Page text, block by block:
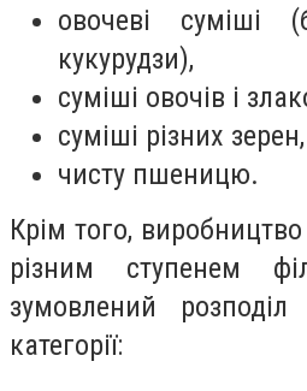
овочеві суміші
кукурудзи),
суміші овочів і
суміші різних зерен,
чисту пшеницю.
Крім того, виробництво
різним ступенем
зумовлений
категорії: